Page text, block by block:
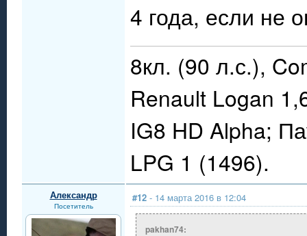
4 года, если не
8кл. (90 л.с.),
Renault Logan
IG8 HD Alpha;
LPG 1 (1496).
Александр
Посетитель
#12 - 14 марта 2016 в 12:04
pakhan74: